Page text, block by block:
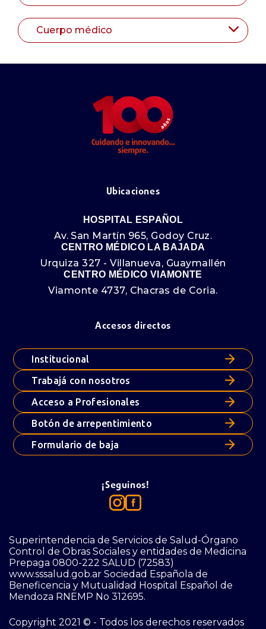
Cuerpo médico
Ubicaciones
HOSPITAL ESPAÑOL
Av. San Martín 965, Godoy Cruz.
CENTRO MÉDICO LA BAJADA
Urquiza 327 - Villanueva, Guaymallén
CENTRO MÉDICO VIAMONTE
Viamonte 4737, Chacras de Coria.
Accesos directos
Institucional
Trabajá con nosotros
Acceso a Profesionales
Botón de arrepentimiento
Formulario de baja
¡Seguinos!
Superintendencia de Servicios de Salud-Órgano
Control de Obras Sociales y entidades de Medicina
Prepaga 0800-222 SALUD (72583)
www.sssalud.gob.ar Sociedad Española de
Beneficencia y Mutualidad Hospital Español de
Mendoza RNEMP No 312695.
Copyright 2021 © - Todos los derechos reservados